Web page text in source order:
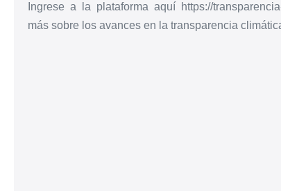
Ingrese a la plataforma aquí https://
más sobre los avances en la transparencia